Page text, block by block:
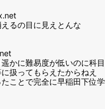
るの目に見えとんな
かに難易度が低いのに科目
扱ってもらえたからねえ
ことで完全に早稲田下位学